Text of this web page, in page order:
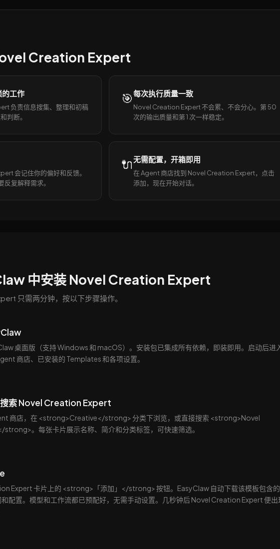
Creation Expert
的工作
负责信息搜集、整理和初稿
判断。
🎯每次执行质量一致
Novel Creation Expert 不会累、不会分心。第 50
次的输出质量和第 1 次一样稳定。
会记住你的偏好和反馈。
反复解释需求。
🔌无需配置，开箱即用
在 Agent 商店找到 Novel Creation Expert，点击
添加，现在开始对话。
中安装 Novel Creation Expert
只需两分钟，按以下步骤操作。
桌面版（支持 Windows 和 macOS）。安装包已集成所有依赖，即装即用。启动后进
商店、已安装的 Templates 和各项设置。
索 Novel Creation Expert
商店，在 <strong>Creative</strong> 分类下浏览，或直接搜索 <strong>Novel
。每张卡片展示名称、简介和分类标签，可快速筛选。
Expert 卡片上的 <strong>「添加」</strong> 按钮。EasyClaw 自动下载该模板包含
配置。模型和工作流都已预配好，无需手动设置。几秒钟后 Novel Creation Expert 便出